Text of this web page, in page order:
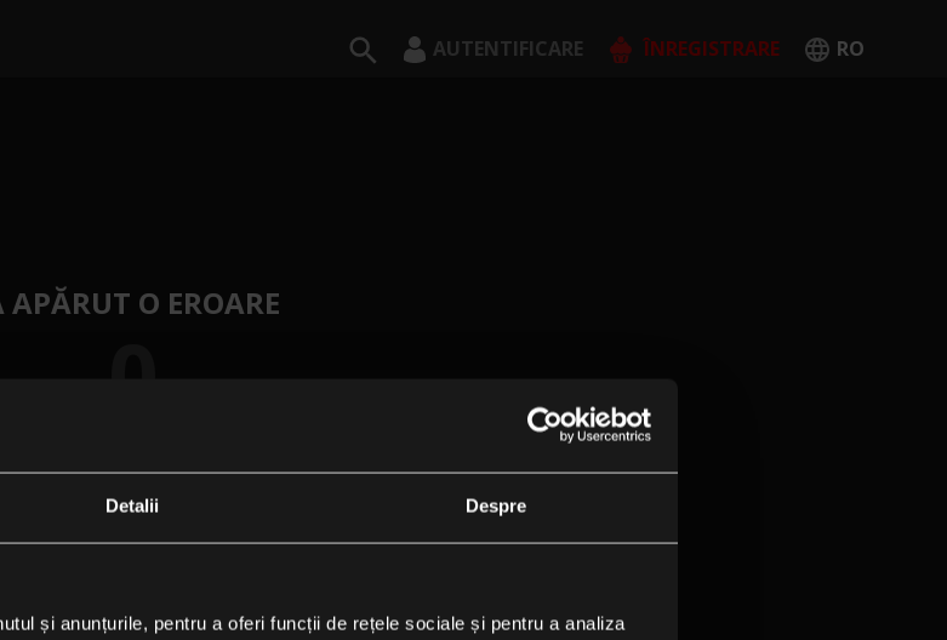
Detalii Despre
și anunțurile, pentru a oferi funcții de rețele sociale și pentru a analiza
AUTENTIFICARE ÎNREGISTRARE RO
APĂRUT O EROARE